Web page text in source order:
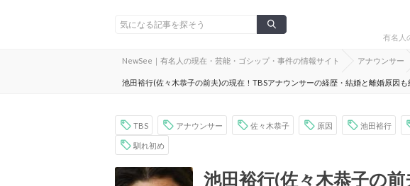
有名人
NewSee｜有名人の現在・芸能・ゴシップ・事件の情報サイト アナウンサー
池田裕行(佐々木恭子の前夫)の現在！TBSアナウンサーの経歴・結婚と離婚原因も
TBS アナウンサー 佐々木恭子 原因 池田裕行
馴れ初め
池田裕行(佐々木恭子の